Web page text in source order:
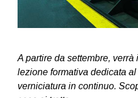
A partire da settembre, verrà
lezione formativa dedicata
verniciatura in continuo.